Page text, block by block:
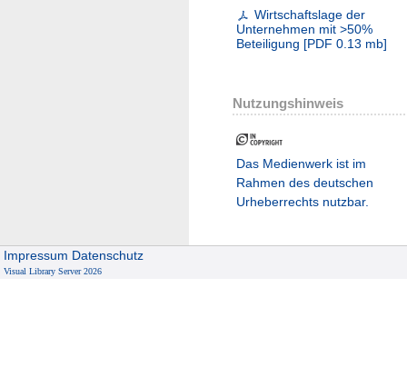
Wirtschaftslage der
Unternehmen mit >50%
Beteiligung [PDF 0.13 mb]
Nutzungshinweis
Das Medienwerk ist im
Rahmen des deutschen
Urheberrechts nutzbar.
Impressum Datenschutz
Visual Library Server 2026